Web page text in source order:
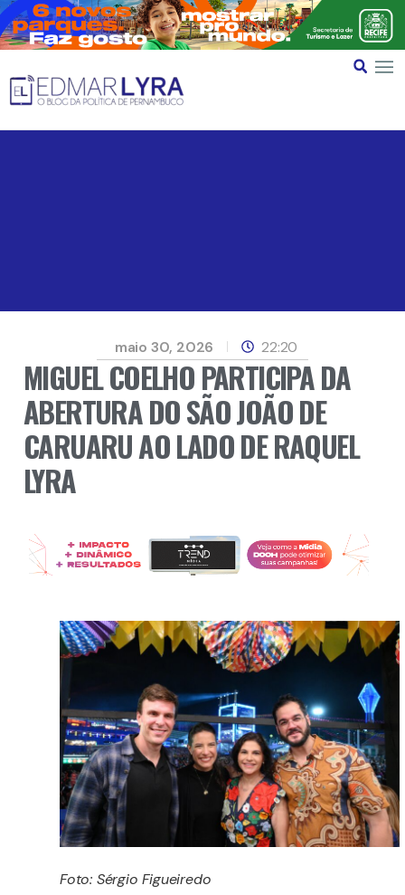
maio 30, 2026 22:20
MIGUEL COELHO PARTICIPA DA
ABERTURA DO SÃO JOÃO DE
CARUARU AO LADO DE RAQUEL
LYRA
Foto: Sérgio Figueiredo